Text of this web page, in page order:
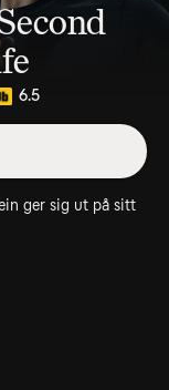
6.5
ger sig ut på sitt